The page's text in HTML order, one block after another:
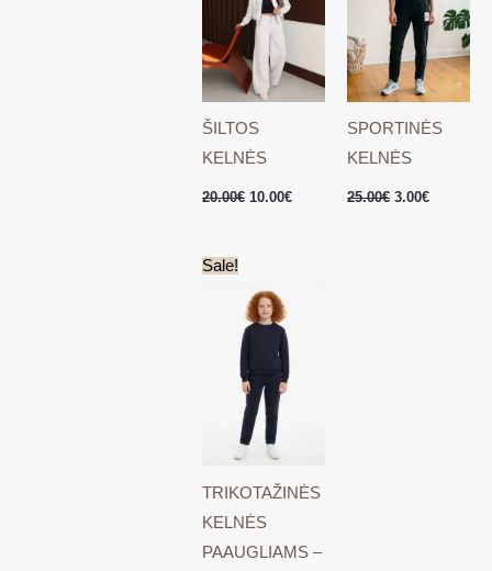
ŠILTOS
KELNĖS
20.00€ 10.00€
SPORTINĖS
KELNĖS
25.00€ 3.00€
Sale!
TRIKOTAŽINĖS
KELNĖS
PAAUGLIAMS –
was:
10.00€.3.00€.